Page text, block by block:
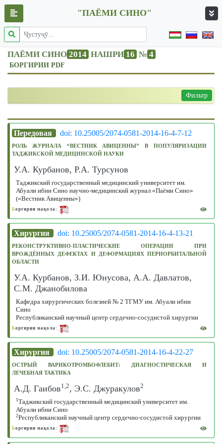
"ПАЁМИ СИНО"
ПАЁМИ СИНО 2014 НАШРИ 16 № 4
БОРГИРИИ PDF
Фильтр
Передовая doi: 10.25005/2074-0581-2014-16-4-7-12
РОЛЬ ЖУРНАЛА “ВЕСТНИК АВИЦЕННЫ” В ПОПУЛЯРИЗАЦИИ
ТАДЖИКСКОЙ МЕДИЦИНСКОЙ НАУКИ
У.А. Курбанов, Р.А. Турсунов
Таджикский государственный медицинский университет им.
Абуали ибни Сино научно-медицинский журнал «Паёми Сино»
(«Вестник Авиценны»)
Боргирии мақола:
Хирургия doi: 10.25005/2074-0581-2014-16-4-13-21
РЕКОНСТРУКТИВНО-ПЛАСТИЧЕСКИЕ ОПЕРАЦИИ ПРИ
ВРОЖДЁННЫХ ДЕФЕКТАХ И ДЕФОРМАЦИЯХ ПЕРИОРБИТАЛЬНОЙ
ОБЛАСТИ
У.А. Курбанов, З.И. Юнусова, А.А. Давлатов,
С.М. Джанобилова
Кафедра хирургических болезней № 2 ТГМУ им. Абуали ибни
Сино
Республиканский научный центр сердечно-сосудистой хирургии
Боргирии мақола:
Хирургия doi: 10.25005/2074-0581-2014-16-4-22-27
ОСТРЫЙ ВАРИКОТРОМБОФЛЕБИТ: ДИАГНОСТИЧЕСКАЯ И
ЛЕЧЕБНАЯ ТАКТИКА
А.Д. Гаибов1,2, Э.С. Джуракулов2
1Таджикский государственный медицинский университет им.
Абуали ибни Сино
2Республиканский научный центр сердечно-сосудистой хирургии
Боргирии мақола: